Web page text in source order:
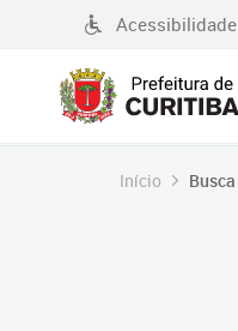
Acessibilidade
Início Busca